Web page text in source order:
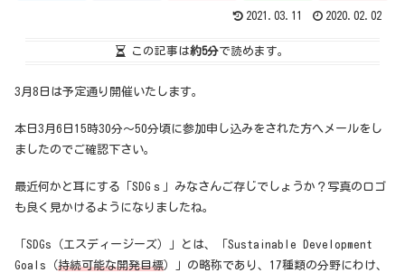
2021.03.11 2020.02.02
この記事は約5分で読めます。
3月8日は予定通り開催いたします。
本日3月6日15時30分～50分頃に参加申し込みをされた方へメールをし
ましたのでご確認下さい。
最近何かと耳にする「SDGｓ」みなさんご存じでしょうか？写真のロゴ
も良く見かけるようになりましたね。
「SDGs（エスディージーズ）」とは、「Sustainable Development
Goals（持続可能な開発目標）」の略称であり、17種類の分野にわけ、